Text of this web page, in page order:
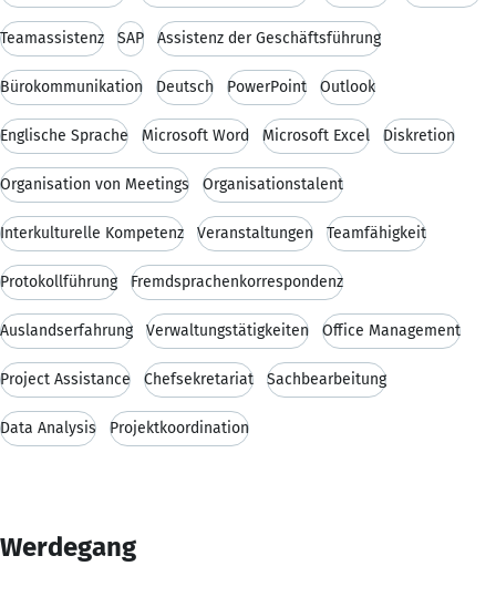
Teamassistenz SAP Assistenz der Geschäftsführung
Bürokommunikation Deutsch PowerPoint Outlook
Englische Sprache Microsoft Word Microsoft Excel Diskretion
Organisation von Meetings Organisationstalent
Interkulturelle Kompetenz Veranstaltungen Teamfähigkeit
Protokollführung Fremdsprachenkorrespondenz
Auslandserfahrung Verwaltungstätigkeiten Office Management
Project Assistance Chefsekretariat Sachbearbeitung
Data Analysis Projektkoordination
Werdegang